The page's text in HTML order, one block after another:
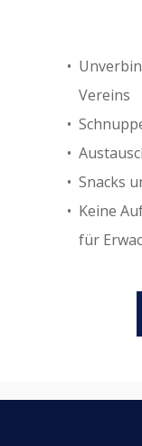
Vereins
Snacks
Keine
für